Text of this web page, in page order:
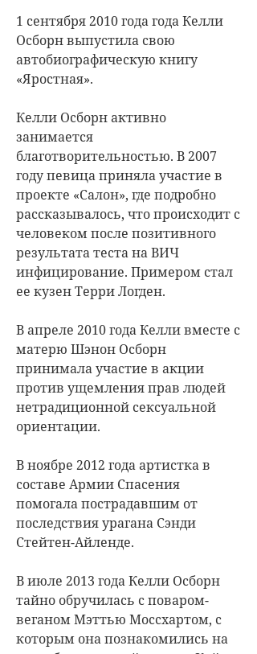
1 сентября 2010 года года Келли
Осборн выпустила свою
автобиографическую книгу
«Яростная».
Келли Осборн активно
занимается
благотворительностью. В 2007
году певица приняла участие в
проекте «Салон», где подробно
рассказывалось, что происходит с
человеком после позитивного
результата теста на ВИЧ
инфицирование. Примером стал
ее кузен Терри Логден.
В апреле 2010 года Келли вместе с
матерю Шэнон Осборн
принимала участие в акции
против ущемления прав людей
нетрадиционной сексуальной
ориентации.
В ноябре 2012 года артистка в
составе Армии Спасения
помогала пострадавшим от
последствия урагана Сэнди
Стейтен-Айленде.
В июле 2013 года Келли Осборн
тайно обручилась с поваром-
веганом Мэттью Моссхартом, с
которым она познакомились на